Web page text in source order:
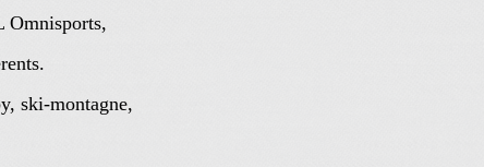
Omnisports,
ski-montagne,